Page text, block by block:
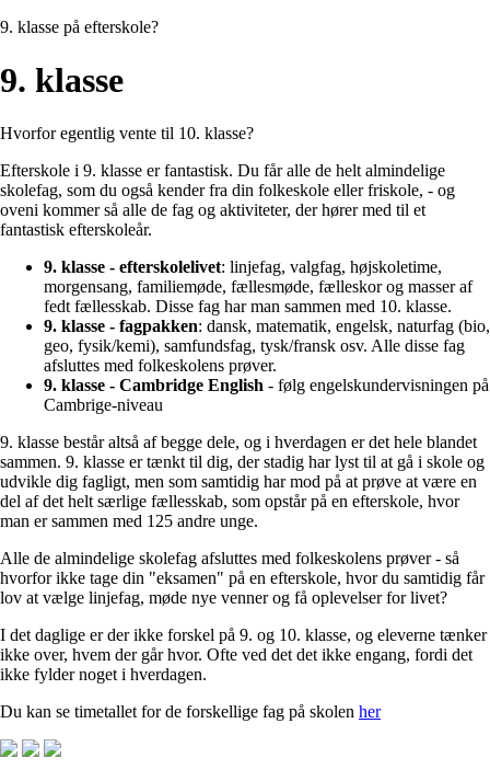
9. klasse på efterskole?
9. klasse
Hvorfor egentlig vente til 10. klasse?
Efterskole i 9. klasse er fantastisk. Du får alle de helt almindelige
skolefag, som du også kender fra din folkeskole eller friskole, - og
oveni kommer så alle de fag og aktiviteter, der hører med til et
fantastisk efterskoleår.
9. klasse - efterskolelivet: linjefag, valgfag, højskoletime,
morgensang, familiemøde, fællesmøde, fælleskor og masser af
fedt fællesskab. Disse fag har man sammen med 10. klasse.
9. klasse - fagpakken: dansk, matematik, engelsk, naturfag (bio,
geo, fysik/kemi), samfundsfag, tysk/fransk osv. Alle disse fag
afsluttes med folkeskolens prøver.
9. klasse - Cambridge English - følg engelskundervisningen på
Cambrige-niveau
9. klasse består altså af begge dele, og i hverdagen er det hele blandet
sammen. 9. klasse er tænkt til dig, der stadig har lyst til at gå i skole og
udvikle dig fagligt, men som samtidig har mod på at prøve at være en
del af det helt særlige fællesskab, som opstår på en efterskole, hvor
man er sammen med 125 andre unge.
Alle de almindelige skolefag afsluttes med folkeskolens prøver - så
hvorfor ikke tage din "eksamen" på en efterskole, hvor du samtidig får
lov at vælge linjefag, møde nye venner og få oplevelser for livet?
I det daglige er der ikke forskel på 9. og 10. klasse, og eleverne tænker
ikke over, hvem der går hvor. Ofte ved det det ikke engang, fordi det
ikke fylder noget i hverdagen.
Du kan se timetallet for de forskellige fag på skolen her